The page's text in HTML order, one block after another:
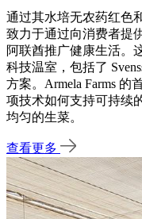
通过其水培无农药红色
致力于通过向消费者提
阿联酋推广健康生活。
科技温室，包括了
方案。Armela Farms 的
项技术如何支持可持续
均匀的生菜。
查看更多